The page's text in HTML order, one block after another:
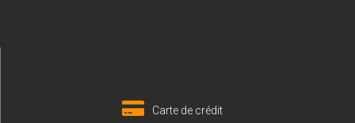
Carte de crédit